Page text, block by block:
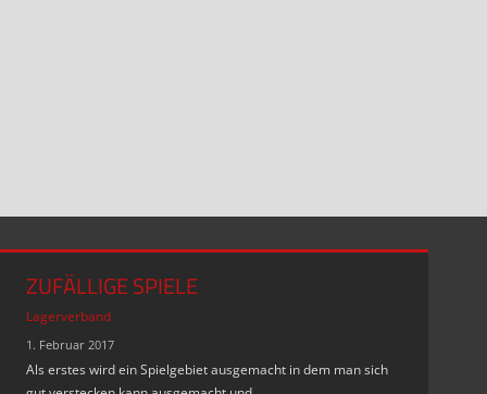
ZUFÄLLIGE SPIELE
Lagerverband
1. Februar 2017
Als erstes wird ein Spielgebiet ausgemacht in dem man sich